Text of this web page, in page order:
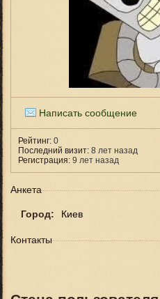
Написать сообщение
Рейтинг: 0
Последний визит: 8 лет назад
Регистрация: 9 лет назад
Анкета
Город: Киев
Контакты